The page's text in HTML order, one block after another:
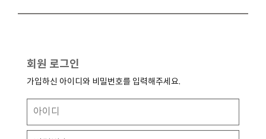
회원 로그인
가입하신 아이디와 비밀번호를 입력해주세요.